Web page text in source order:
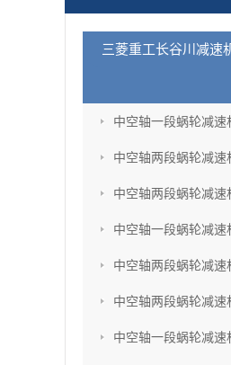
三菱重工长谷川减速
中空轴一段蜗轮减速
中空轴两段蜗轮减速
中空轴两段蜗轮减速
中空轴一段蜗轮减速
中空轴两段蜗轮减速
中空轴两段蜗轮减速
中空轴一段蜗轮减速